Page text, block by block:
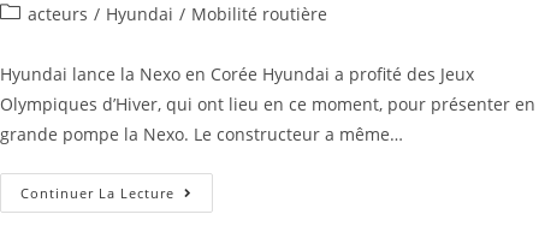
acteurs / Hyundai / Mobilité routière
Hyundai lance la Nexo en Corée Hyundai a profité des Jeux
Olympiques d’Hiver, qui ont lieu en ce moment, pour présenter en
grande pompe la Nexo. Le constructeur a même…
Continuer La Lecture